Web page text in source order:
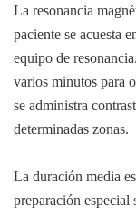
La resonancia
paciente se acuesta
equipo de
varios minutos para
se administra
determinadas zonas.
La duración media
preparación